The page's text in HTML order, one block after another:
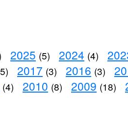
2025 (5) 2024 (4)
2017 (3) 2016 (3)
(4) 2010 (8) 2009 (18)